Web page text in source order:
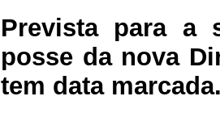
Prevista para a
posse da nova
tem data